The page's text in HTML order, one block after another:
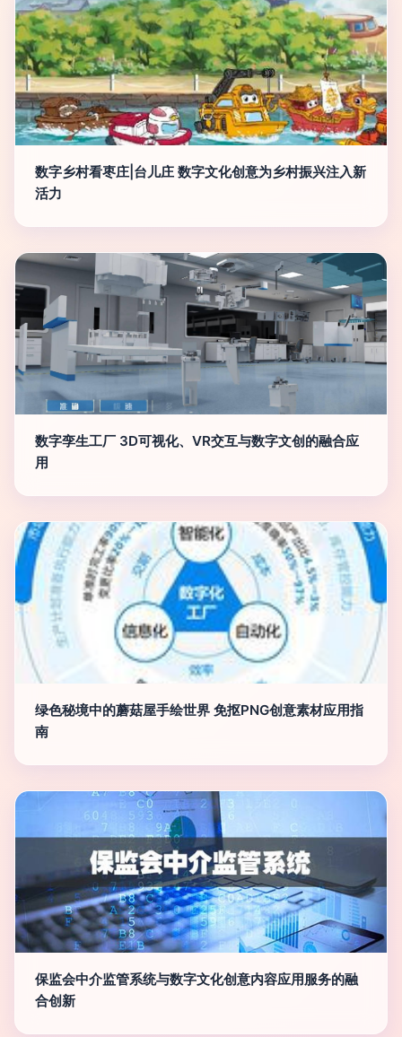
数字乡村看枣庄|台儿庄 数字文化创意为乡村振兴注入新
活力
数字孪生工厂 3D可视化、VR交互与数字文创的融合应
用
绿色秘境中的蘑菇屋手绘世界 免抠PNG创意素材应用指
南
保监会中介监管系统与数字文化创意内容应用服务的融
合创新